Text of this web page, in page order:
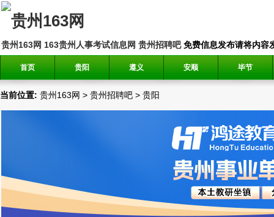
贵州163网 163贵州人事考试信息网 贵州招聘吧免费信息发布请将内容
首页 贵阳 遵义 安顺 毕节
当前位置: 贵州163网 > 贵州招聘吧 > 贵阳